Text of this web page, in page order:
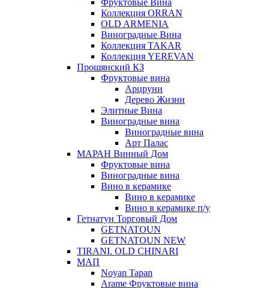
Фруктовые Вина
Коллекция ORRAN
OLD ARMENIA
Виноградные Вина
Коллекция TAKAR
Коллекция YEREVAN
Прошянский КЗ
Фруктовые вина
Арцруни
Дерево Жизни
Элитные Вина
Виноградные вина
Виноградные вина
Арт Палас
МАРАН Винный Дом
Фруктовые вина
Виноградные вина
Вино в керамике
Вино в керамике
Вино в керамике п/у
Гетнатун Торговый Дом
GETNATOUN
GETNATOUN NEW
TIRANI. OLD CHINARI
МАП
Noyan Tapan
Arame Фруктовые вина